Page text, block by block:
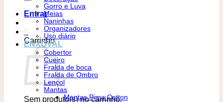
Entrar
Carrinho
Sem produto(s) no carrinho.
Gorro e Luva
Meias
Naninhas
Organizadores
Uso diário
ENXOVAL
Cobertor
Cueiro
Fralda de boca
Fralda de Ombro
Lençol
Mantas
Mantas Pima Cotton